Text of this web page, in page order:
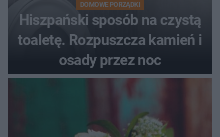
DOMOWE PORZĄDKI
Hiszpański sposób na czystą
toaletę. Rozpuszcza kamień i
osady przez noc